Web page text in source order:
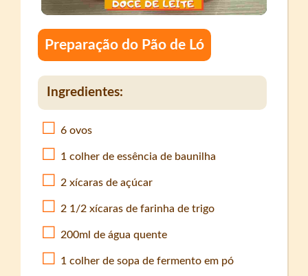
Preparação do Pão de Ló
Ingredientes:
6 ovos
1 colher de essência de baunilha
2 xícaras de açúcar
2 1/2 xícaras de farinha de trigo
200ml de água quente
1 colher de sopa de fermento em pó